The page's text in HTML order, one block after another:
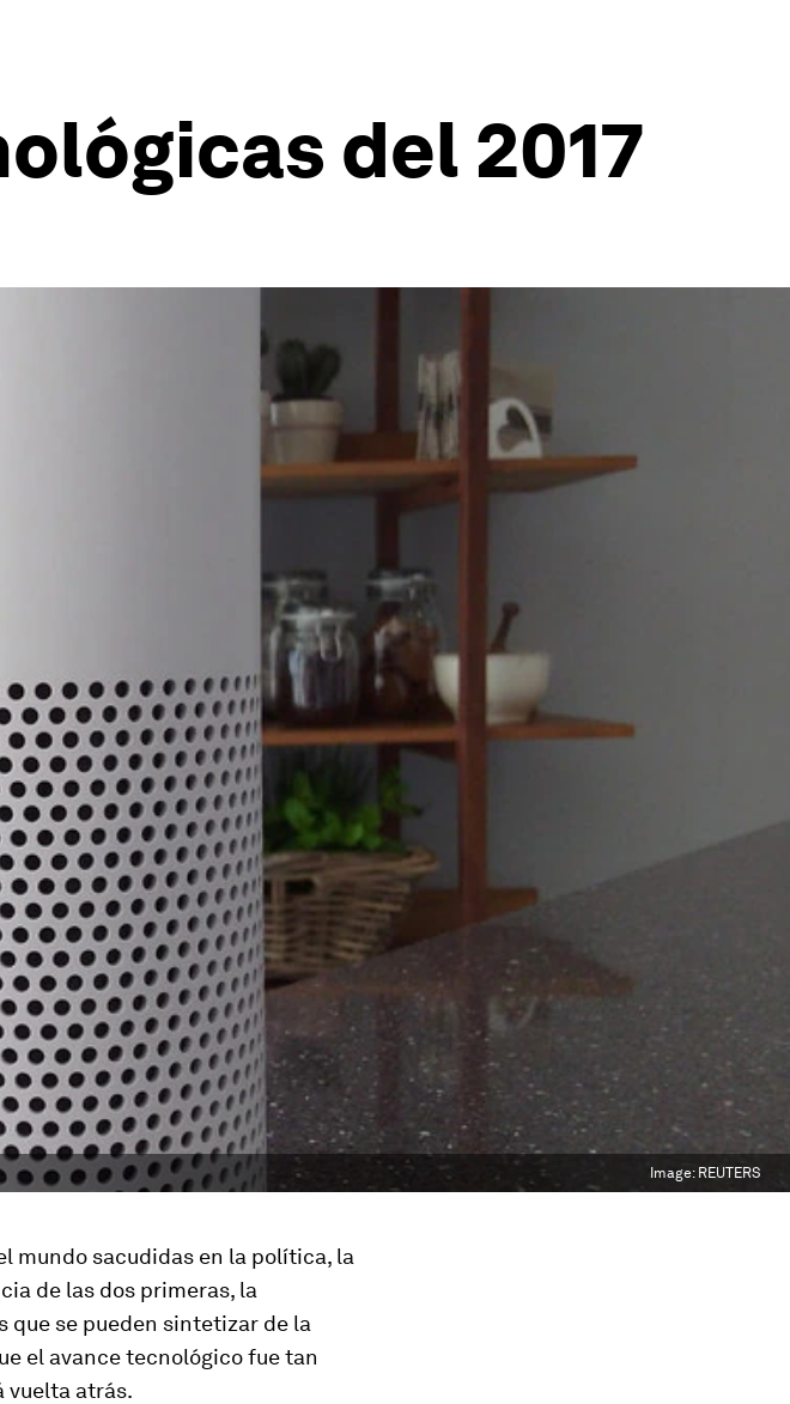
del 2017
Image: REUTERS
mundo sacudidas en la política, la
de las dos primeras, la
se pueden sintetizar de la
el avance tecnológico fue tan
vuelta atrás.